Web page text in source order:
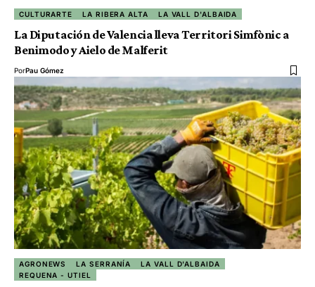
CULTURARTE LA RIBERA ALTA LA VALL D'ALBAIDA
La Diputación de Valencia lleva Territori Simfònic a
Benimodo y Aielo de Malferit
PorPau Gómez
AGRONEWS LA SERRANÍA
LA VALL D'ALBAIDA
REQUENA - UTIEL